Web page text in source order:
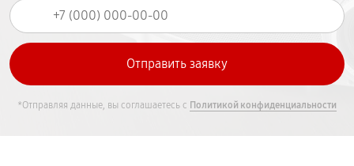
*Отправляя данные, вы соглашаетесь с Политикой конфиденциальности